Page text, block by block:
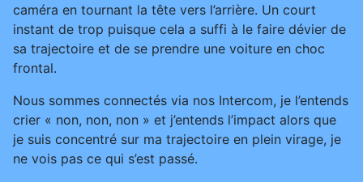
caméra en tournant la tête vers l’arrière. Un court
instant de trop puisque cela a suffi à le faire dévier de
sa trajectoire et de se prendre une voiture en choc
frontal.
Nous sommes connectés via nos Intercom, je l’entends
crier « non, non, non » et j’entends l’impact alors que
je suis concentré sur ma trajectoire en plein virage, je
ne vois pas ce qui s’est passé.